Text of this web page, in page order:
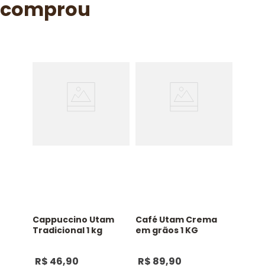
Cappuccino Utam
Tradicional 1 kg
R$ 46,90
Café Utam Crema
em grãos 1 KG
R$ 89,90